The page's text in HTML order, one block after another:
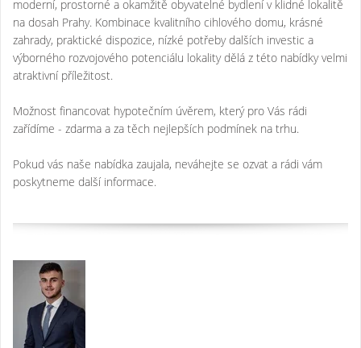
moderní, prostorné a okamžitě obyvatelné bydlení v klidné lokalitě
na dosah Prahy. Kombinace kvalitního cihlového domu, krásné
zahrady, praktické dispozice, nízké potřeby dalších investic a
výborného rozvojového potenciálu lokality dělá z této nabídky velmi
atraktivní příležitost.
Možnost financovat hypotečním úvěrem, který pro Vás rádi
zařídíme - zdarma a za těch nejlepších podmínek na trhu.
Pokud vás naše nabídka zaujala, neváhejte se ozvat a rádi vám
poskytneme další informace.